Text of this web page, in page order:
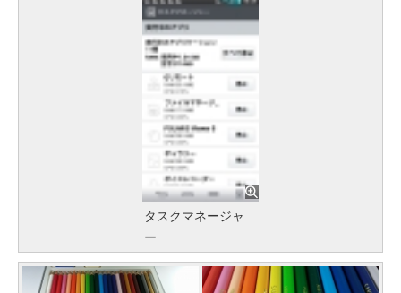
タスクマネージャ
ー